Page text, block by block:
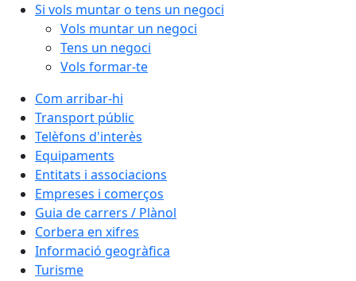
Si vols muntar o tens un negoci
Vols muntar un negoci
Tens un negoci
Vols formar-te
Com arribar-hi
Transport públic
Telèfons d'interès
Equipaments
Entitats i associacions
Empreses i comerços
Guia de carrers / Plànol
Corbera en xifres
Informació geogràfica
Turisme